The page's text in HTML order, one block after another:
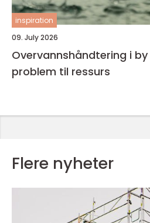
inspiration
09. July 2026
Overvannshåndtering i
problem til ressurs
Flere nyheter